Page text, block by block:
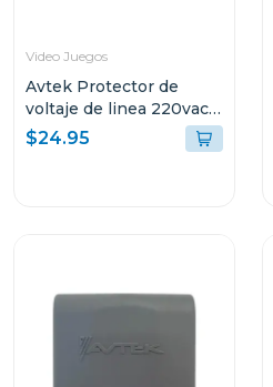
Video Juegos
Avtek Protector de
voltaje de linea 220vac
cortacorriente pabb-
b230
$24.95